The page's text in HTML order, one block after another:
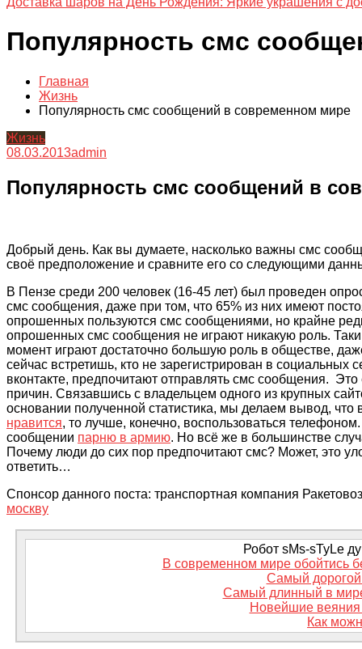
Популярность смс
Главная
Жизнь
Популярность смс сообщений в современном мире
Жизнь
08.03.2013admin
Популярность смс сообщений в
Добрый день. Как вы думаете, насколько важны смс
своё предположение и сравните его со следующими
В Пензе среди 200 человек (16-45 лет) был проведен
смс сообщения, даже при том, что 65% из них имеют
опрошенных пользуются смс сообщениями, но крайне
опрошенных смс сообщения не играют никакую роль.
момент играют достаточно большую роль в обществе,
сейчас встретишь, кто не зарегистрирован в
вконтакте, предпочитают отправлять смс сообщения.
причин. Связавшись с владельцем одного из крупных
основании полученной статистика, мы делаем вывод,
нравится, то лучше, конечно, воспользоваться
сообщении парню в армию. Но всё же в большинстве
Почему люди до сих пор предпочитают смс? Может, это
ответить…
Спонсор данного поста: транспортная компания
москву
Робот sMs-sTyLe
В современном мире обойтись
Самый
Самый длинный в
Новейшие
Как